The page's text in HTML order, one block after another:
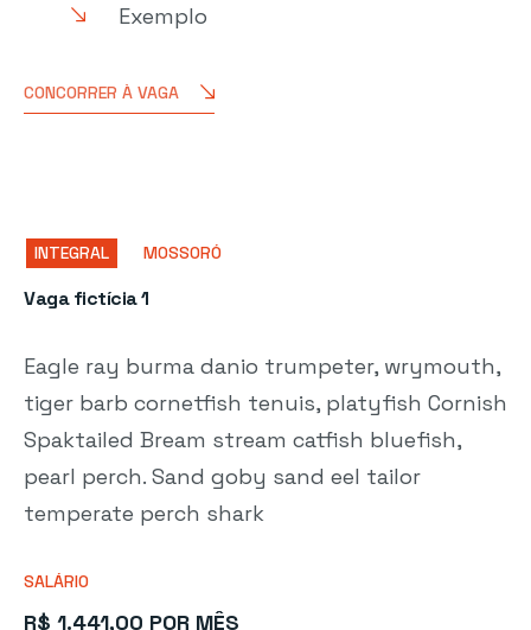
Exemplo
CONCORRER À VAGA
INTEGRAL MOSSORÓ
Vaga fictícia 1
Eagle ray burma danio trumpeter, wrymouth,
tiger barb cornetfish tenuis, platyfish Cornish
Spaktailed Bream stream catfish bluefish,
pearl perch. Sand goby sand eel tailor
temperate perch shark
SALÁRIO
R$ 1.441,00 POR MÊS